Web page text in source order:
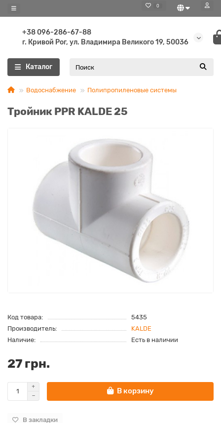
0
+38 096-286-67-88
г. Кривой Рог, ул. Владимира Великого 19, 50036
Каталог
Водоснабжение Полипропиленовые системы
Тройник PPR KALDE 25
Код товара:
5435
Производитель:
KALDE
Наличие:
Есть в наличии
27 грн.
В корзину
В закладки